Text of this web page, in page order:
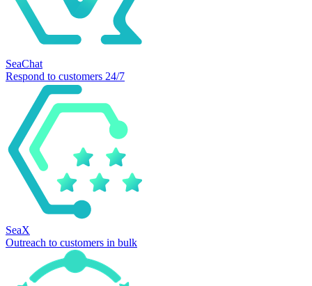
SeaChat
Respond to customers 24/7
SeaX
Outreach to customers in bulk